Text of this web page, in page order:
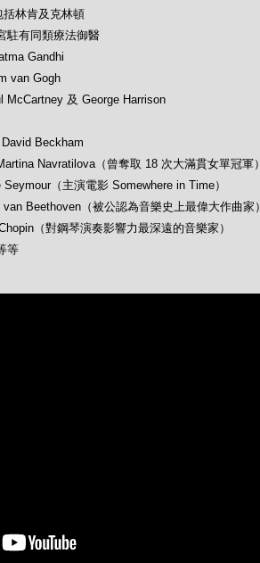
林肯及克林頓
駐有同類療法御醫
Gandhi
van Gogh
McCartney 及 George Harrison
Beckham
Navratilova（曾奪取 18 次大滿貫女單冠軍）
（主演電影 Somewhere in Time）
Beethoven（被公認為音樂史上最偉大作曲家）
（對鋼琴演奏影響力最深遠的音樂家）
等